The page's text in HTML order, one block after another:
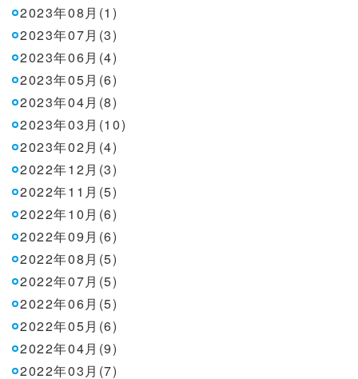
2023年08月(1)
2023年07月(3)
2023年06月(4)
2023年05月(6)
2023年04月(8)
2023年03月(10)
2023年02月(4)
2022年12月(3)
2022年11月(5)
2022年10月(6)
2022年09月(6)
2022年08月(5)
2022年07月(5)
2022年06月(5)
2022年05月(6)
2022年04月(9)
2022年03月(7)